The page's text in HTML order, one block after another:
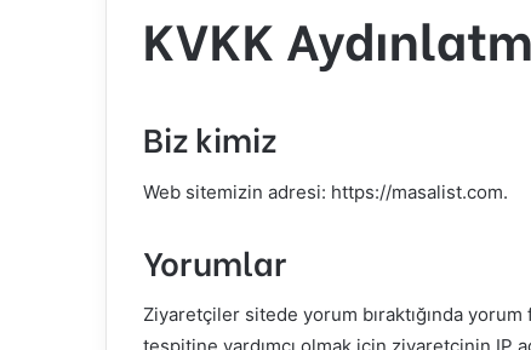
KVKK
Biz kimiz
Web sitemizin adresi: https://masalist.com.
Yorumlar
Ziyaretçiler sitede yorum bıraktığında